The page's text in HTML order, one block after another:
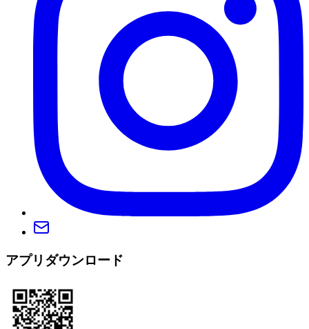
アプリダウンロード